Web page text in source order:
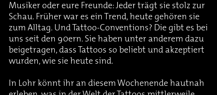
Musiker oder eure Freunde: Jeder trägt sie stolz zur
Schau. Früher war es ein Trend, heute gehören sie
zum Alltag. Und Tattoo-Conventions? Die gibt es bei
uns seit den 90ern. Sie haben unter anderem dazu
beigetragen, dass Tattoos so beliebt und akzeptiert
wurden, wie sie heute sind.
In Lohr könnt ihr an diesem Wochenende hautnah